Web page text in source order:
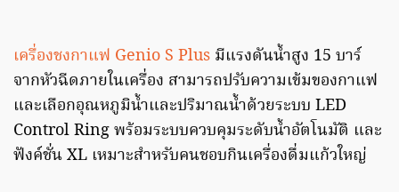
เครื่องชงกาแฟ Genio S Plus มีแรงดันน้ำสูง 15 บาร์
จากหัวฉีดภายในเครื่อง สามารถปรับความเข้มของกาแฟ
และเลือกอุณหภูมิน้ำและปริมาณน้ำด้วยระบบ LED
Control Ring พร้อมระบบควบคุมระดับน้ำอัตโนมัติ และ
ฟังค์ชั่น XL เหมาะสำหรับคนชอบกินเครื่องดื่มแก้วใหญ่